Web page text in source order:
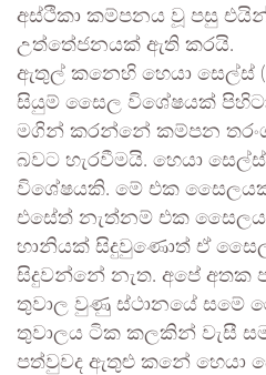
අස්ථිකා කම්පනය වූ පසු
උත්තේජනයක් ඇති කරයි.
ඇතුල් කනෙහි හෙයා සෙල්ස්
සියුම් සෛල විශේෂයක්
මගින් කරන්නේ කම්පන
බවට හැරවීමයි. හෙයා
විශේෂයකි. මේ එක
එසේත් නැත්නම් එක
හානියක් සිදුවුණොත් ඒ
සිදුවන්නේ නැත. අපේ අතක
තුවාල වුණු ස්ථානයේ සමේ
තුවාලය ටික කලකින් වැසී
පත්වුවද ඇතුළු කනේ හෙයා